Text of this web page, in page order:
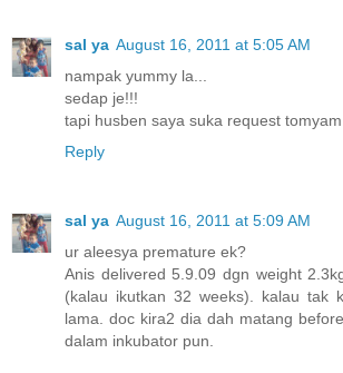
sal ya August 16, 2011 at 5:05 AM
nampak yummy la...
sedap je!!!
tapi husben saya suka request tomyam
Reply
sal ya August 16, 2011 at 5:09 AM
ur aleesya premature ek?
Anis delivered 5.9.09 dgn weight
(kalau ikutkan 32 weeks). kalau tak
lama. doc kira2 dia dah matang
dalam inkubator pun.